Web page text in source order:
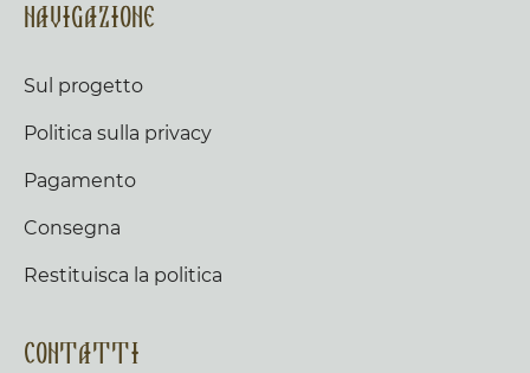
Navigazione
Sul progetto
Politica sulla privacy
Pagamento
Consegna
Restituisca la politica
Contatti